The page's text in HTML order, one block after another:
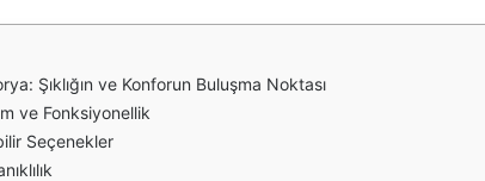
Şıklığın ve Konforun Buluşma Noktası
ve Fonksiyonellik
Seçenekler